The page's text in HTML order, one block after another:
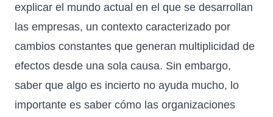
explicar el mundo actual en el que se desarrollan
las empresas, un contexto caracterizado por
cambios constantes que generan multiplicidad de
efectos desde una sola causa. Sin embargo,
saber que algo es incierto no ayuda mucho, lo
importante es saber cómo las organizaciones